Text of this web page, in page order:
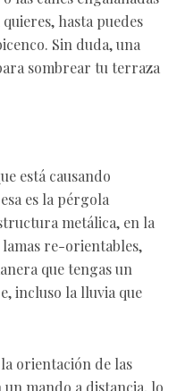
hasta puedes
Sin duda, una
sombrear tu terraza
está causando
es la pérgola
metálica, en la
re-orientables,
que tengas un
incluso la lluvia que
orientación de las
mando a distancia, lo